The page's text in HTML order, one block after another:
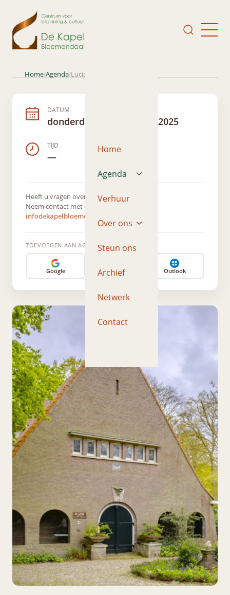
Home
Agenda
Verhuur
Over ons
Steun ons
Archief
Netwerk
Contact
Home/Agenda/Lucia Swarts; celloconcert
DATUM
donderdag 13 november 2025
TIJD
—
Heeft u vragen over dit evenement?
Neem contact met ons op via
infodekapelbloemendaal@gmail.com
TOEVOEGEN AAN AGENDA
Google Apple Outlook